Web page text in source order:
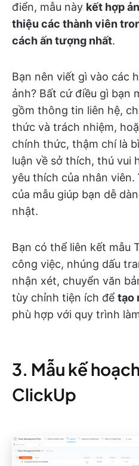
điển, mẫu này kết hợp
thiệu các thành viên
cách ấn tượng nhất.
Bạn nên viết gì vào các
ảnh? Bất cứ điều gì bạn
gồm thông tin liên hệ,
thức và trách nhiệm,
chính thức, thậm chí là
luận về sở thích, thú vui
yêu thích của nhân viên.
của mẫu giúp bạn dễ
nhật.
Bạn có thể liên kết mẫu
công việc, nhúng dấu
nhận xét, chuyển văn
tùy chỉnh tiện ích để tạo
phù hợp với quy trình
3. Mẫu kế
ClickUp